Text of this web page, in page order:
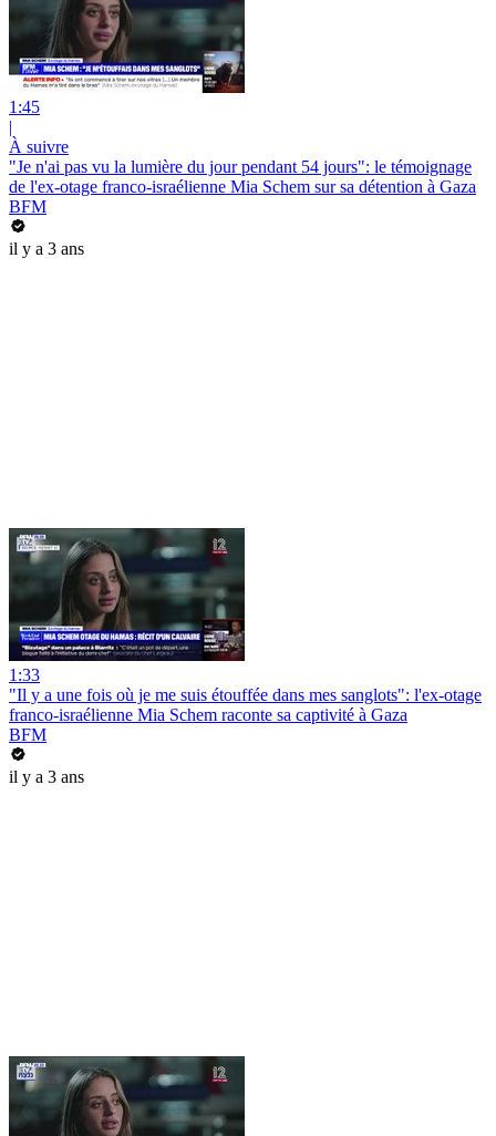
1:45
|
À suivre
"Je n'ai pas vu la lumière du jour pendant 54 jours": le témoignage
de l'ex-otage franco-israélienne Mia Schem sur sa détention à Gaza
BFM
il y a 3 ans
1:33
"Il y a une fois où je me suis étouffée dans mes sanglots": l'ex-otage
franco-israélienne Mia Schem raconte sa captivité à Gaza
BFM
il y a 3 ans